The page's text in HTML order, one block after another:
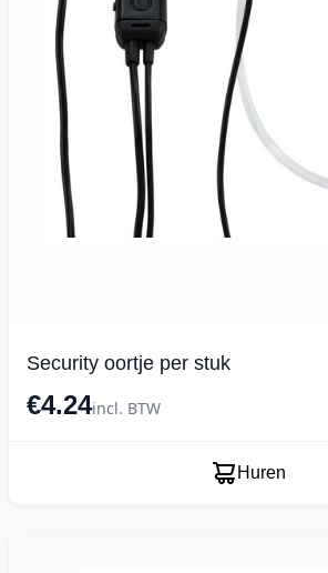
Security oortje per stuk
€4.24incl. BTW
Huren